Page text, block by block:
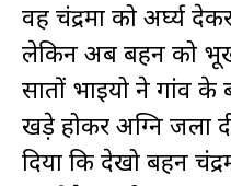
वह चंद्रमा को अर्घ्य
लेकिन अब बहन को
सातों भाइयो ने गांव
खड़े होकर अग्नि जला
दिया कि देखो बहन